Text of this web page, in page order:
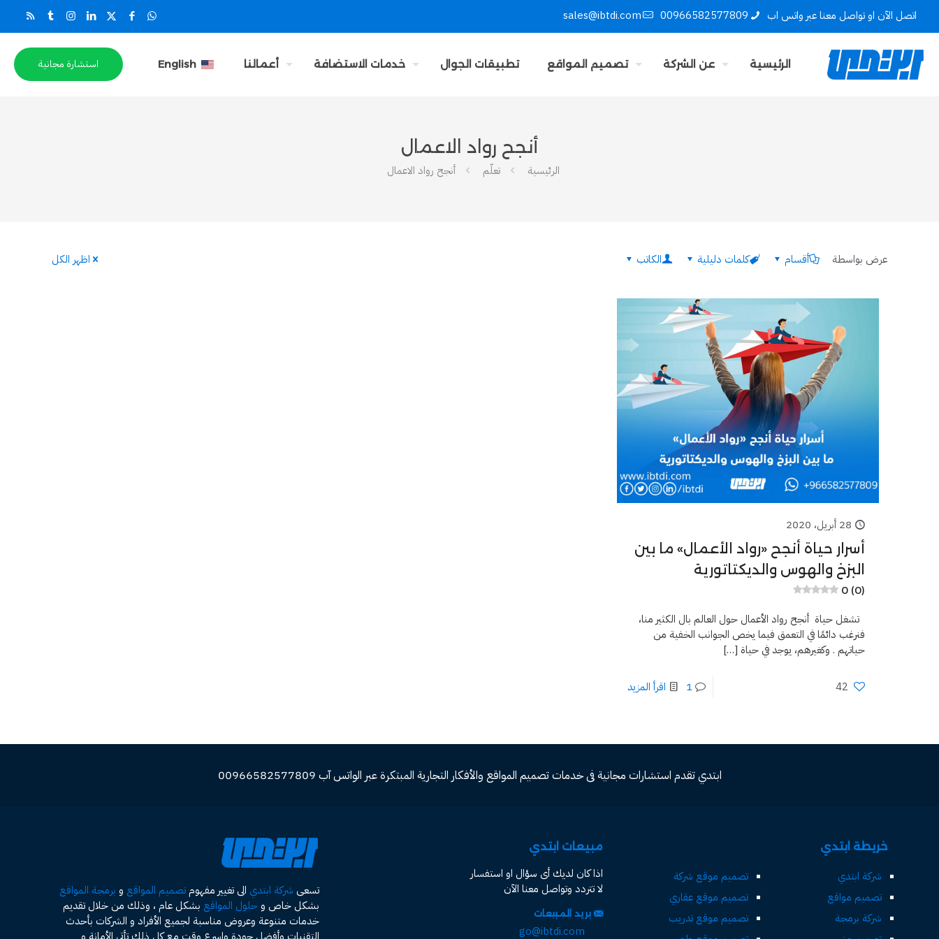
اتصل الآن او تواصل معنا عبر واتس اب 00966582577809
sales@ibtdi.com
الرئيسية عن الشركة تصميم المواقع تطبيقات الجوال خدمات الاستضافة أعمالنا English استشارة مجانية
أنجح رواد الاعمال
الرئيسية تعلّم أنجح رواد الاعمال
عرض بواسطة أقسام كلمات دليلية الكاتب اظهر الكل
28 أبريل، 2020
أسرار حياة أنجح «رواد الأعمال» ما بين
البزخ والهوس والديكتاتورية
0 (0)
تشغل حياة أنجح رواد الأعمال حول العالم بال الكثير منا،
فنرغب دائمًا في التعمق فيما يخص الجوانب الخفية من
حياتهم . وكغيرهم، يوجد في حياة […]
42
1 اقرأ المزيد
ابتدي تقدم استشارات مجانية فى خدمات تصميم المواقع والأفكار التجارية المبتكرة عبر الواتس آب 00966582577809
خريطة ابتدي
شركة ابتدي
تصميم مواقع
شركة برمجة
تصميم موقع شركة
تصميم موقع عقاري
تصميم موقع تدريب
مبيعات ابتدي
اذا كان لديك أى سؤال او استفسار
لا تتردد وتواصل معنا الآن
بريد المبيعات
go@ibtdi.com
تسعى شركة ابتدي الى تغيير مفهومتصميم المواقع و برمجة المواقع
بشكل خاص وحلول المواقع بشكل عام ، وذلك من خلال تقديم
خدمات متنوعة وعروض مناسبة لجميع الأفراد و الشركات بأحدث